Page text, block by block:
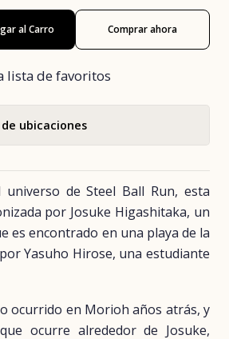
al Carro Comprar ahora
lista de favoritos
ubicaciones
universo de Steel Ball Run, esta
por Josuke Higashitaka, un
es encontrado en una playa de la
Yasuho Hirose, una estudiante
ocurrido en Morioh años atrás, y
ocurre alrededor de Josuke,